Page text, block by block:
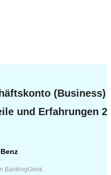
(Business):
und Erfahrungen
BankingGeek